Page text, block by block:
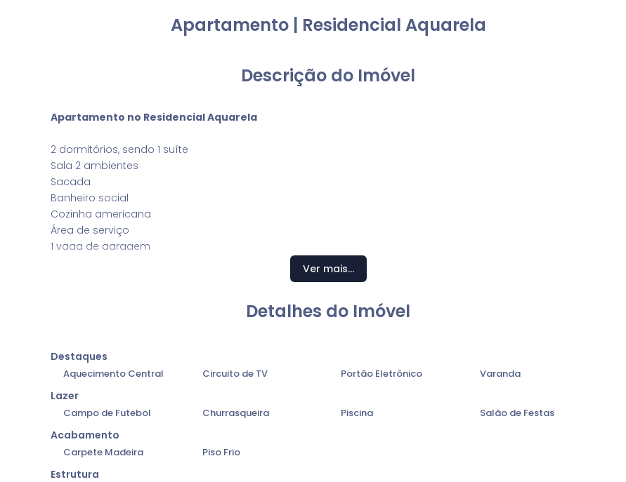
Apartamento | Residencial Aquarela
Descrição do Imóvel
Apartamento no Residencial Aquarela
2 dormitórios, sendo 1 suíte
Sala 2 ambientes
Sacada
Banheiro social
Cozinha americana
Área de serviço
1 vaga de garagem
Agende uma visita e conheça essa oportunidade.
Ver mais...
Detalhes do Imóvel
Destaques
Aquecimento Central Circuito de TV Portão Eletrônico Varanda
Lazer
Campo de Futebol Churrasqueira Piscina Salão de Festas
Acabamento
Carpete Madeira Piso Frio
Estrutura